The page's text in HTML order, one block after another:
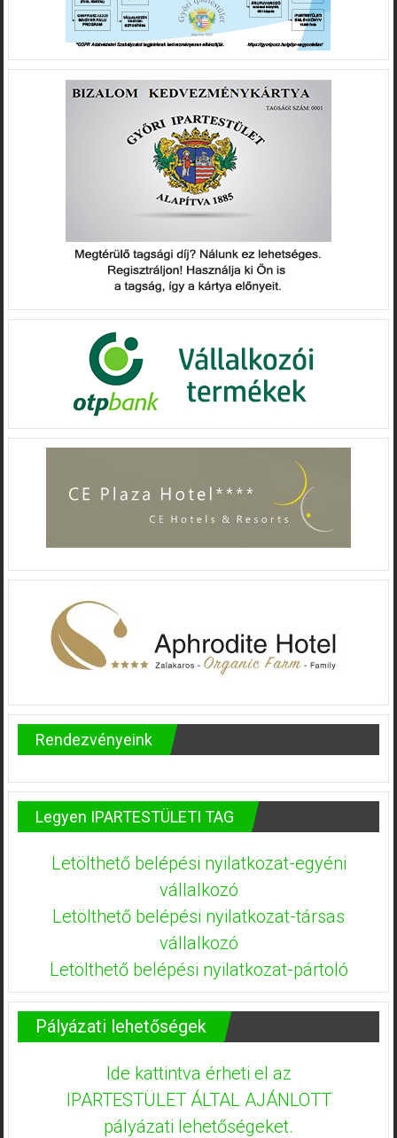
Rendezvényeink
Legyen IPARTESTÜLETI TAG
Letölthető belépési nyilatkozat-egyéni
vállalkozó
Letölthető belépési nyilatkozat-társas
vállalkozó
Letölthető belépési nyilatkozat-pártoló
Pályázati lehetőségek
Ide kattintva érheti el az
IPARTESTÜLET ÁLTAL AJÁNLOTT
pályázati lehetőségeket.